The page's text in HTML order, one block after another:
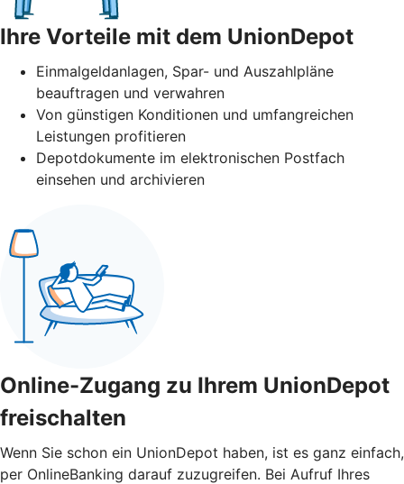
Ihre Vorteile mit dem UnionDepot
Einmalgeldanlagen, Spar- und Auszahlpläne
beauftragen und verwahren
Von günstigen Konditionen und umfangreichen
Leistungen profitieren
Depotdokumente im elektronischen Postfach
einsehen und archivieren
Online-Zugang zu Ihrem UnionDepot
freischalten
Wenn Sie schon ein UnionDepot haben, ist es ganz einfach,
per OnlineBanking darauf zuzugreifen. Bei Aufruf Ihres